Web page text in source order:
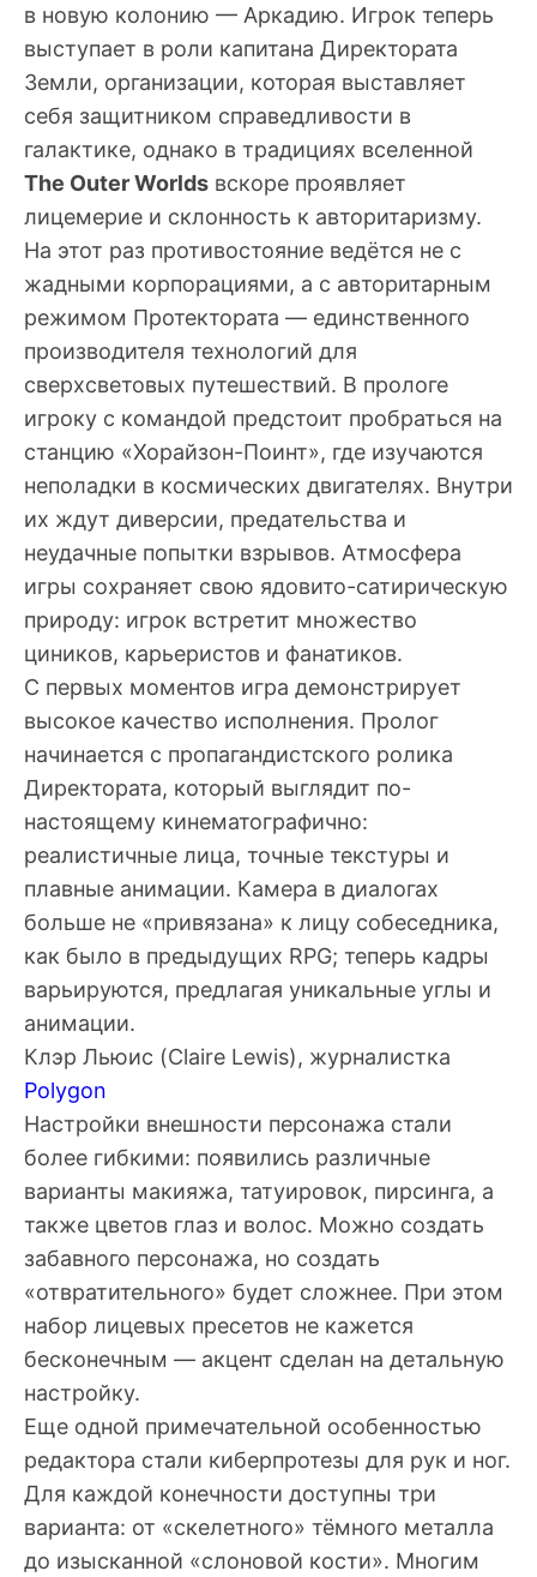
в новую колонию — Аркадию. Игрок теперь
выступает в роли капитана Директората
Земли, организации, которая выставляет
себя защитником справедливости в
галактике, однако в традициях вселенной
The Outer Worlds вскоре проявляет
лицемерие и склонность к авторитаризму.
На этот раз противостояние ведётся не с
жадными корпорациями, а с авторитарным
режимом Протектората — единственного
производителя технологий для
сверхсветовых путешествий. В прологе
игроку с командой предстоит пробраться на
станцию «Хорайзон-Поинт», где изучаются
неполадки в космических двигателях. Внутри
их ждут диверсии, предательства и
неудачные попытки взрывов. Атмосфера
игры сохраняет свою ядовито-сатирическую
природу: игрок встретит множество
циников, карьеристов и фанатиков.
С первых моментов игра демонстрирует
высокое качество исполнения. Пролог
начинается с пропагандистского ролика
Директората, который выглядит по-
настоящему кинематографично:
реалистичные лица, точные текстуры и
плавные анимации. Камера в диалогах
больше не «привязана» к лицу собеседника,
как было в предыдущих RPG; теперь кадры
варьируются, предлагая уникальные углы и
анимации.
Клэр Льюис (Claire Lewis), журналистка
Polygon
Настройки внешности персонажа стали
более гибкими: появились различные
варианты макияжа, татуировок, пирсинга, а
также цветов глаз и волос. Можно создать
забавного персонажа, но создать
«отвратительного» будет сложнее. При этом
набор лицевых пресетов не кажется
бесконечным — акцент сделан на детальную
настройку.
Еще одной примечательной особенностью
редактора стали киберпротезы для рук и ног.
Для каждой конечности доступны три
варианта: от «скелетного» тёмного металла
до изысканной «слоновой кости». Многим